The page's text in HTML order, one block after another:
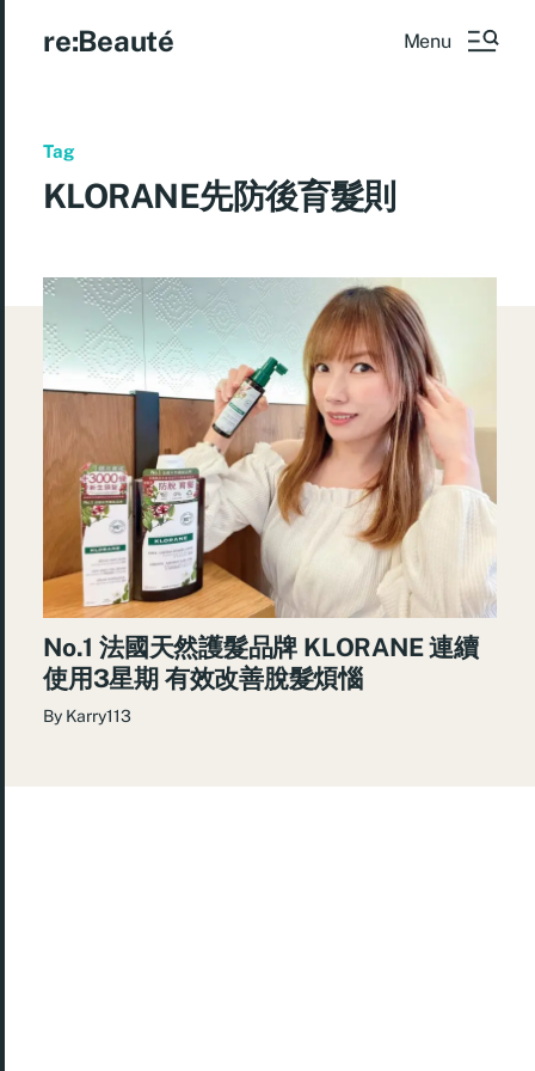
re:Beauté Menu
Tag
KLORANE先防後育髮則
No.1 法國天然護髮品牌 KLORANE 連續
使用3星期 有效改善脫髮煩惱
By Karry113